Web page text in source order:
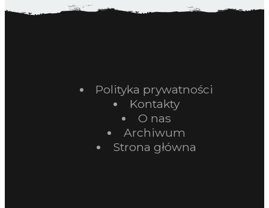
Polityka prywatności
Kontakty
O nas
Archiwum
Strona główna